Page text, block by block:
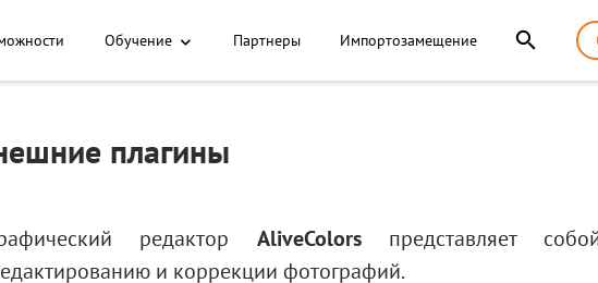
Обучение Партнеры Импортозамещение
плагины
редактор AliveColorsпредставляет
и коррекции фотографий.